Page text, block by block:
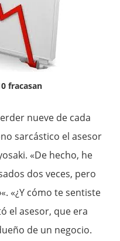
fracasan
nueve de cada
sarcástico el asesor
«De hecho, he
dos veces, pero
«. «¿Y cómo te sentiste
el asesor, que era
de un negocio.